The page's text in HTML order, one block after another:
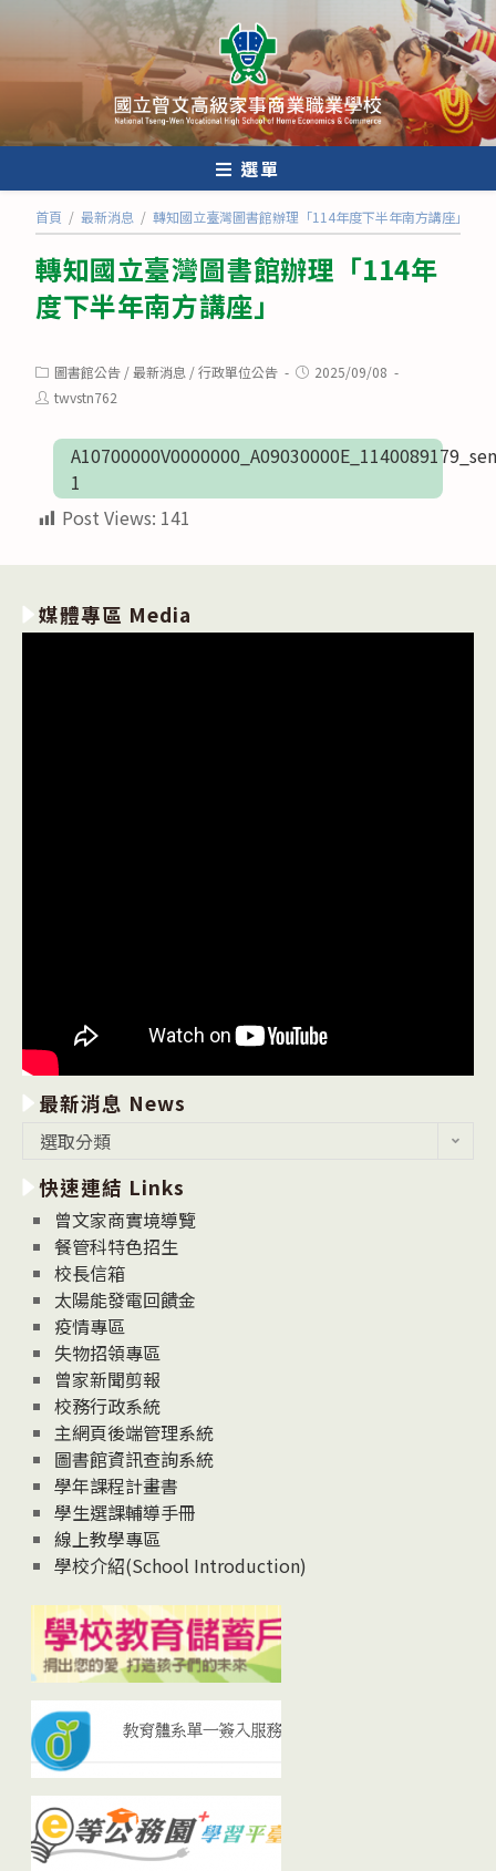
內
選單
首頁 / 最新消息 / 轉知國立臺灣圖書館辦理「114年度下半年南方講座」
轉知國立臺灣圖書館辦理「114年
度下半年南方講座」
Post
category:
圖書館公告 /最新消息 /行政單位公告
Post2025/09/08
Posttwvstn762
1
Post Views: 141
媒體專區 Media
最新消息 News
消
息
News
選取分類
快速連結 Links
曾文家商實境導覽
餐管科特色招生
校長信箱
太陽能發電回饋金
疫情專區
失物招領專區
曾家新聞剪報
校務行政系統
主網頁後端管理系統
圖書館資訊查詢系統
學年課程計畫書
學生選課輔導手冊
線上教學專區
學校介紹(School Introduction)